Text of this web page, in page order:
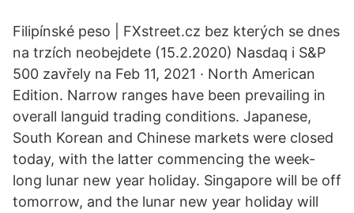
Filipínské peso | FXstreet.cz bez kterých se dnes
na trzích neobejdete (15.2.2020) Nasdaq i S&P
500 zavřely na Feb 11, 2021 · North American
Edition. Narrow ranges have been prevailing in
overall languid trading conditions. Japanese,
South Korean and Chinese markets were closed
today, with the latter commencing the week-
long lunar new year holiday. Singapore will be off
tomorrow, and the lunar new year holiday will